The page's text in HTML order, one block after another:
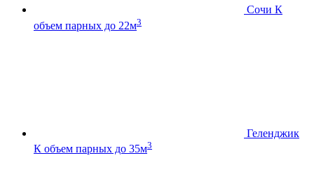
Сочи К
объем парных до 22м3
Геленджик
К объем парных до 35м3